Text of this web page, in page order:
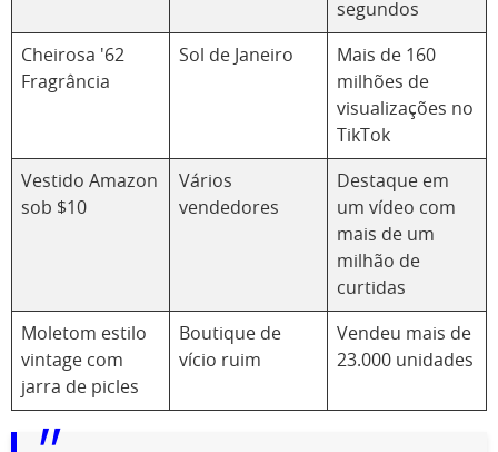
segundos
Cheirosa '62
Fragrância
Sol de Janeiro
Mais de 160
milhões de
visualizações no
TikTok
Vestido Amazon
sob $10
Vários
vendedores
Destaque em
um vídeo com
mais de um
milhão de
curtidas
Moletom estilo
vintage com
jarra de picles
Boutique de
vício ruim
Vendeu mais de
23.000 unidades